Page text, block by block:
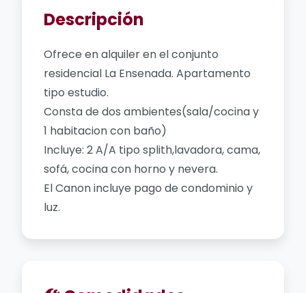
Descripción
Ofrece en alquiler en el conjunto
residencial La Ensenada. Apartamento
tipo estudio.
Consta de dos ambientes(sala/cocina y
1 habitacion con baño)
Incluye: 2 A/A tipo splith,lavadora, cama,
sofá, cocina con horno y nevera.
El Canon incluye pago de condominio y
luz.